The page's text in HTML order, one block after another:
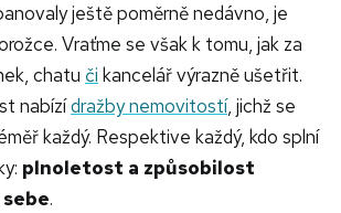
ještě poměrně nedávno, je
Vraťme se však k tomu, jak za
chatu či kancelář výrazně ušetřit.
nabízídražby nemovitostí, jichž se
každý. Respektive každý, kdo splní
plnoletost a způsobilost
.